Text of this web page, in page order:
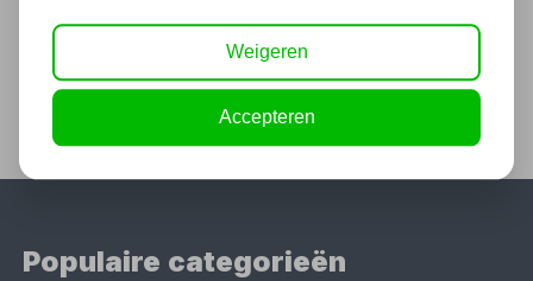
Populaire categorieën
Weigeren
Accepteren